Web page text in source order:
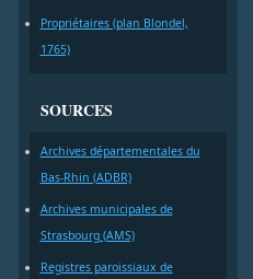
Propriétaires (plan Blondel,
1765)
SOURCES
Archives départementales du
Bas-Rhin (ADBR)
Archives municipales de
Strasbourg (AMS)
Registres paroissiaux de